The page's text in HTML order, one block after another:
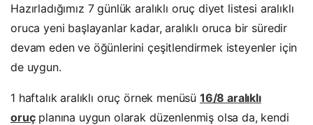
Hazırladığımız 7 günlük aralıklı oruç diyet listesi aralıklı
oruca yeni başlayanlar kadar, aralıklı oruca bir süredir
devam eden ve öğünlerini çeşitlendirmek isteyenler için
de uygun.
1 haftalık aralıklı oruç örnek menüsü 16/8 aralıklı
oruçplanına uygun olarak düzenlenmiş olsa da, kendi